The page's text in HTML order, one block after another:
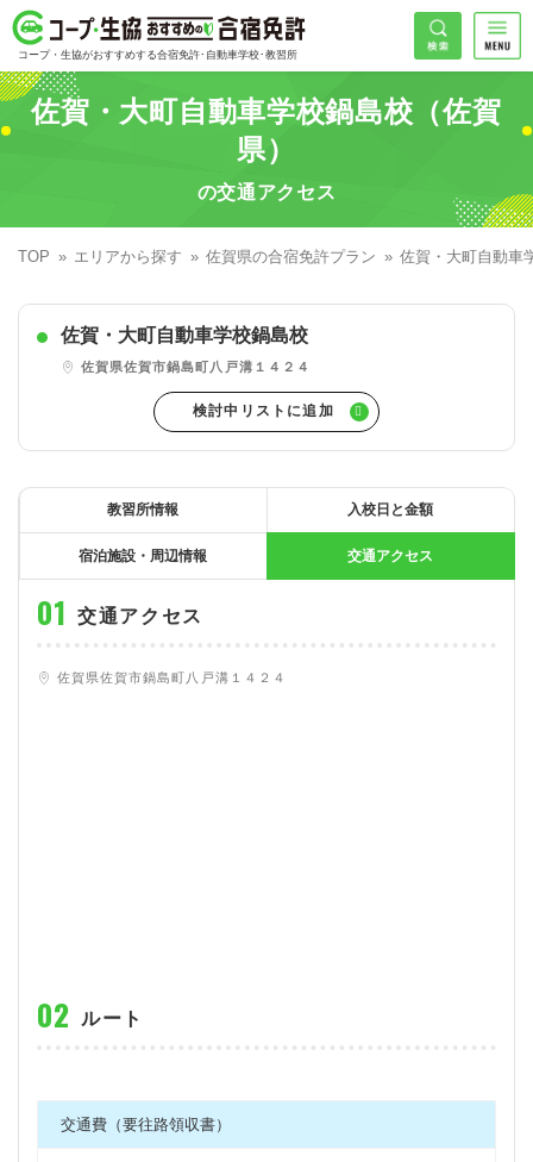
コープ・生協おすすめの合宿免許
コープ・生協がおすすめする合宿免許･自動車学校･教習所
HOME
コープ・生協おすすめの合宿免許ランキング
普通車
大型二輪
準中型車
大型特殊
エリアで探す
東北エリア
甲信越エリア
東海エリア
早割
学割
組合員特典
キャンペーンで探す
こだわり条件で探す
コープ合宿免許スタッフがおすすめの教習所
お一人でも安心な教習所
教習料金が安い教習所
合宿免許の食事がおいしいと好評な教習所
入校日で探す
私たちについて
コープ・生協おすすめの合宿免許パンフレット
お支払い
希望免許
地域
希望入校日
47 件が見つかりました
検索
佐賀・大町自動車学校鍋島校（佐賀
県）
の交通アクセス
TOP エリアから探す 佐賀県の合宿免許プラン 佐賀・大町自動車
佐賀・大町自動車学校鍋島校
佐賀県佐賀市鍋島町八戸溝１４２４
教習所情報 入校日と金額
宿泊施設・周辺情報 交通アクセス
交通アクセス
佐賀県佐賀市鍋島町八戸溝１４２４
ルート
交通費（要往路領収書）